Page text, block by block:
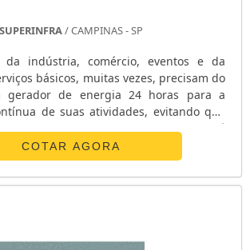
SUPERINFRA/ CAMPINAS - SP
da indústria, comércio, eventos e da
básicos, muitas vezes, precisam do
gerador de energia 24 horas para a
de suas atividades, evitando que
de comprometimento. O processo é
por empresas que realizam a locação de
energia elétrica, fornecendo os
dando a devida assistência para que o
COTAR AGORA